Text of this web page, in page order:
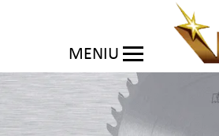
MENIU